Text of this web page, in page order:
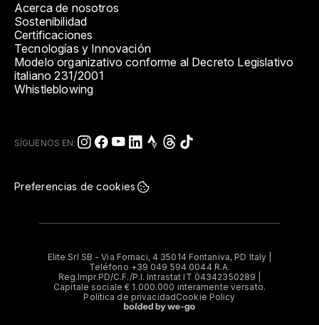
Acerca de nosotros
Sostenibilidad
Certificaciones
Tecnologías y Innovación
Modelo organizativo conforme al Decreto Legislativo
italiano 231/2001
Whistleblowing
SÍGUENOS EN:
Preferencias de cookies
Elite Srl SB - Via Fornaci, 4 35014 Fontaniva, PD Italy |
Teléfono +39 049 594 0044 R.A.
Reg.Impr.PD/C.F./P.I. Intrastat IT 04342350289 |
Capitale sociale € 1.000.000 interamente versato.
Política de privacidadCookie Policy